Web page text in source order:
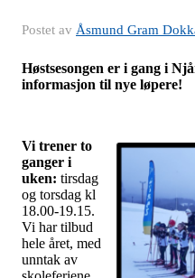
Postet av Åsmund Gram
Høstsesongen er i gang i
informasjon til nye løpere!
Vi trener to
ganger i
uken: tirsdag
og torsdag kl
18.00-19.15.
Vi har tilbud
hele året, med
unntak av